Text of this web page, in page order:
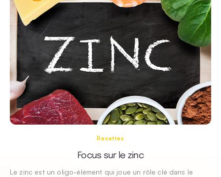
Recettes
Focus sur le zinc
Le zinc est un oligo-élément qui joue un rôle clé dans le